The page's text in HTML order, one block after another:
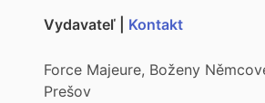
Vydavateľ | Kontakt
Force Majeure, Boženy
Prešov